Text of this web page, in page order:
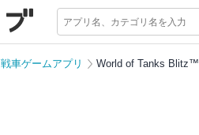
戦車ゲームアプリ World of Tanks Blitz™